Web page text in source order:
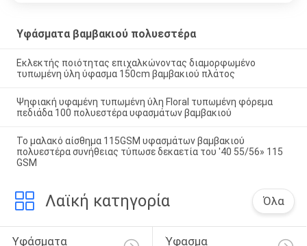
Υφάσματα βαμβακιού πολυεστέρα
Εκλεκτής ποιότητας επιχαλκώνοντας διαμορφωμένο
τυπωμένη ύλη ύφασμα 150cm βαμβακιού πλάτος
Ψηφιακή υφαμένη τυπωμένη ύλη Floral τυπωμένη φόρεμα
πεδιάδα 100 πολυεστέρα υφασμάτων βαμβακιού
Το μαλακό αίσθημα 115GSM υφασμάτων βαμβακιού
πολυεστέρα συνήθειας τύπωσε δεκαετία του '40 55/56» 115
GSM
Λαϊκή κατηγορία Όλα
Υφάσματα Ύφασμα